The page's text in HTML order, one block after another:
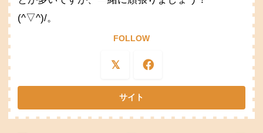
(^▽^)/。
FOLLOW